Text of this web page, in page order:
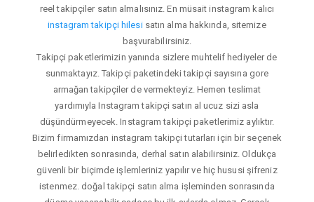
reel takipçiler satın almalısınız. En müsait instagram kalıcı
instagram takipçi hilesisatın alma hakkında, sitemize
başvurabilirsiniz.
Takipçi paketlerimizin yanında sizlere muhtelif hediyeler de
sunmaktayız. Takipçi paketindeki takipçi sayısına gore
armağan takipçiler de vermekteyiz. Hemen teslimat
yardımıyla Instagram takipçi satın al ucuz sizi asla
düşündürmeyecek. Instagram takipçi paketlerimiz aylıktır.
Bizim firmamızdan instagram takipçi tutarları için bir seçenek
belirledikten sonrasında, derhal satın alabilirsiniz. Oldukça
güvenli bir biçimde işlemleriniz yapılır ve hiç hususi şifreniz
istenmez. doğal takipçi satın alma işleminden sonrasında